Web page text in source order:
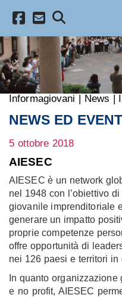
Informagiovani | News |
NEWS ED
5 ottobre 2018
AIESEC
AIESEC è un network
nel 1948 con l’obiettivo
giovanile imprenditoriale
generare un impatto
proprie competenze
offre opportunità di
nei 126 paesi e territori in
In quanto
e no profit, AIESEC